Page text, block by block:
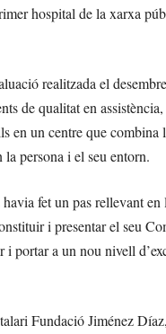
hospital de la xarxa
realitzada el
de qualitat en
en un centre que
persona i el seu entorn.
fet un pas rellevant
i presentar el seu
portar a un nou nivell
Fundació Jiménez